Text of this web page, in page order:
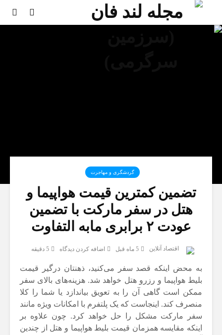
گردشگری و مهاجرت
تضمین کمترین قیمت هواپیما و
هتل در سفر مارکت با تضمین
عودت ۲ برابری مابه التفاوت
اقتصاد آنلاین 5 ماه قبل اضافه کردن دیدگاه 5 دقیقه
به محض اینکه قصد سفر می‌کنید، ذهنتان درگیر قیمت
بلیط هواپیما و رزرو هتل خواهد شد. هزینه‌های بالای سفر
ممکن است گاهی آن را به تعویق بیاندازد یا شما را کلا
منصرف کند. اینجاست که یک پلتفرم با امکانات ویژه مانند
سفر مارکت مشکل را حل خواهد کرد. چون علاوه بر
اینکه مقایسه همزمان قیمت بلیط هواپیما و هتل از چندین